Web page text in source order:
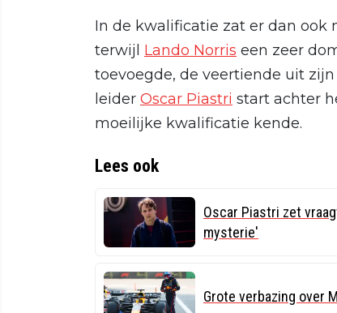
In de kwalificatie zat er dan ook
terwijl Lando Norris een zeer
toevoegde, de veertiende uit
leider Oscar Piastri start achter
moeilijke kwalificatie kende.
Lees ook
Oscar Piastri zet
mysterie'
Grote verbazing over